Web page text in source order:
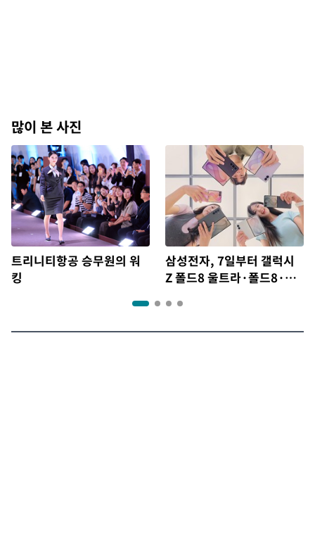
많이 본 사진
트리니티항공 승무원의 워
킹
삼성전자, 7일부터 갤럭시
Z 폴드8 울트라·폴드8·플